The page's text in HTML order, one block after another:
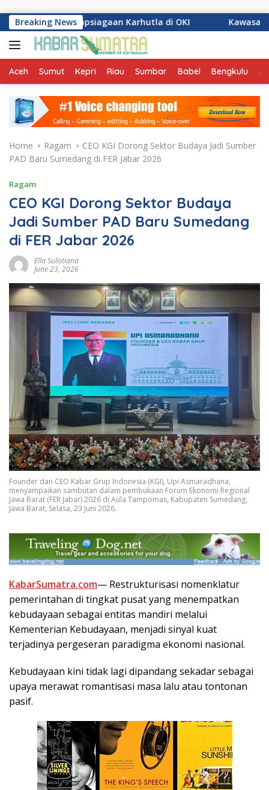
Breaking NewsKarhutla di OKI Kawasan Kuranji
Aceh Sumut Kepri Riau Sumbar Babel Bengkulu
Home Ragam
CEO KGI Dorong Sektor Budaya Jadi Sumber
PAD Baru Sumedang di FER Jabar 2026
Ragam
CEO KGI Dorong Sektor Budaya
Jadi Sumber PAD Baru Sumedang
di FER Jabar 2026
Ella Sulistiana
June 23, 2026
Founder dan CEO Kabar Grup Indonesia (KGI), Upi Asmaradhana,
menyampaikan sambutan dalam pembukaan Forum Ekonomi Regional
Jawa Barat (FER Jabar) 2026 di Aula Tampomas, Kabupaten Sumedang,
Jawa Barat, Selasa, 23 Juni 2026.
KabarSumatra.com— Restrukturisasi nomenklatur
pemerintahan di tingkat pusat yang menempatkan
kebudayaan sebagai entitas mandiri melalui
Kementerian Kebudayaan, menjadi sinyal kuat
terjadinya pergeseran paradigma ekonomi nasional.
Kebudayaan kini tidak lagi dipandang sekadar sebagai
upaya merawat romantisasi masa lalu atau tontonan
pasif.